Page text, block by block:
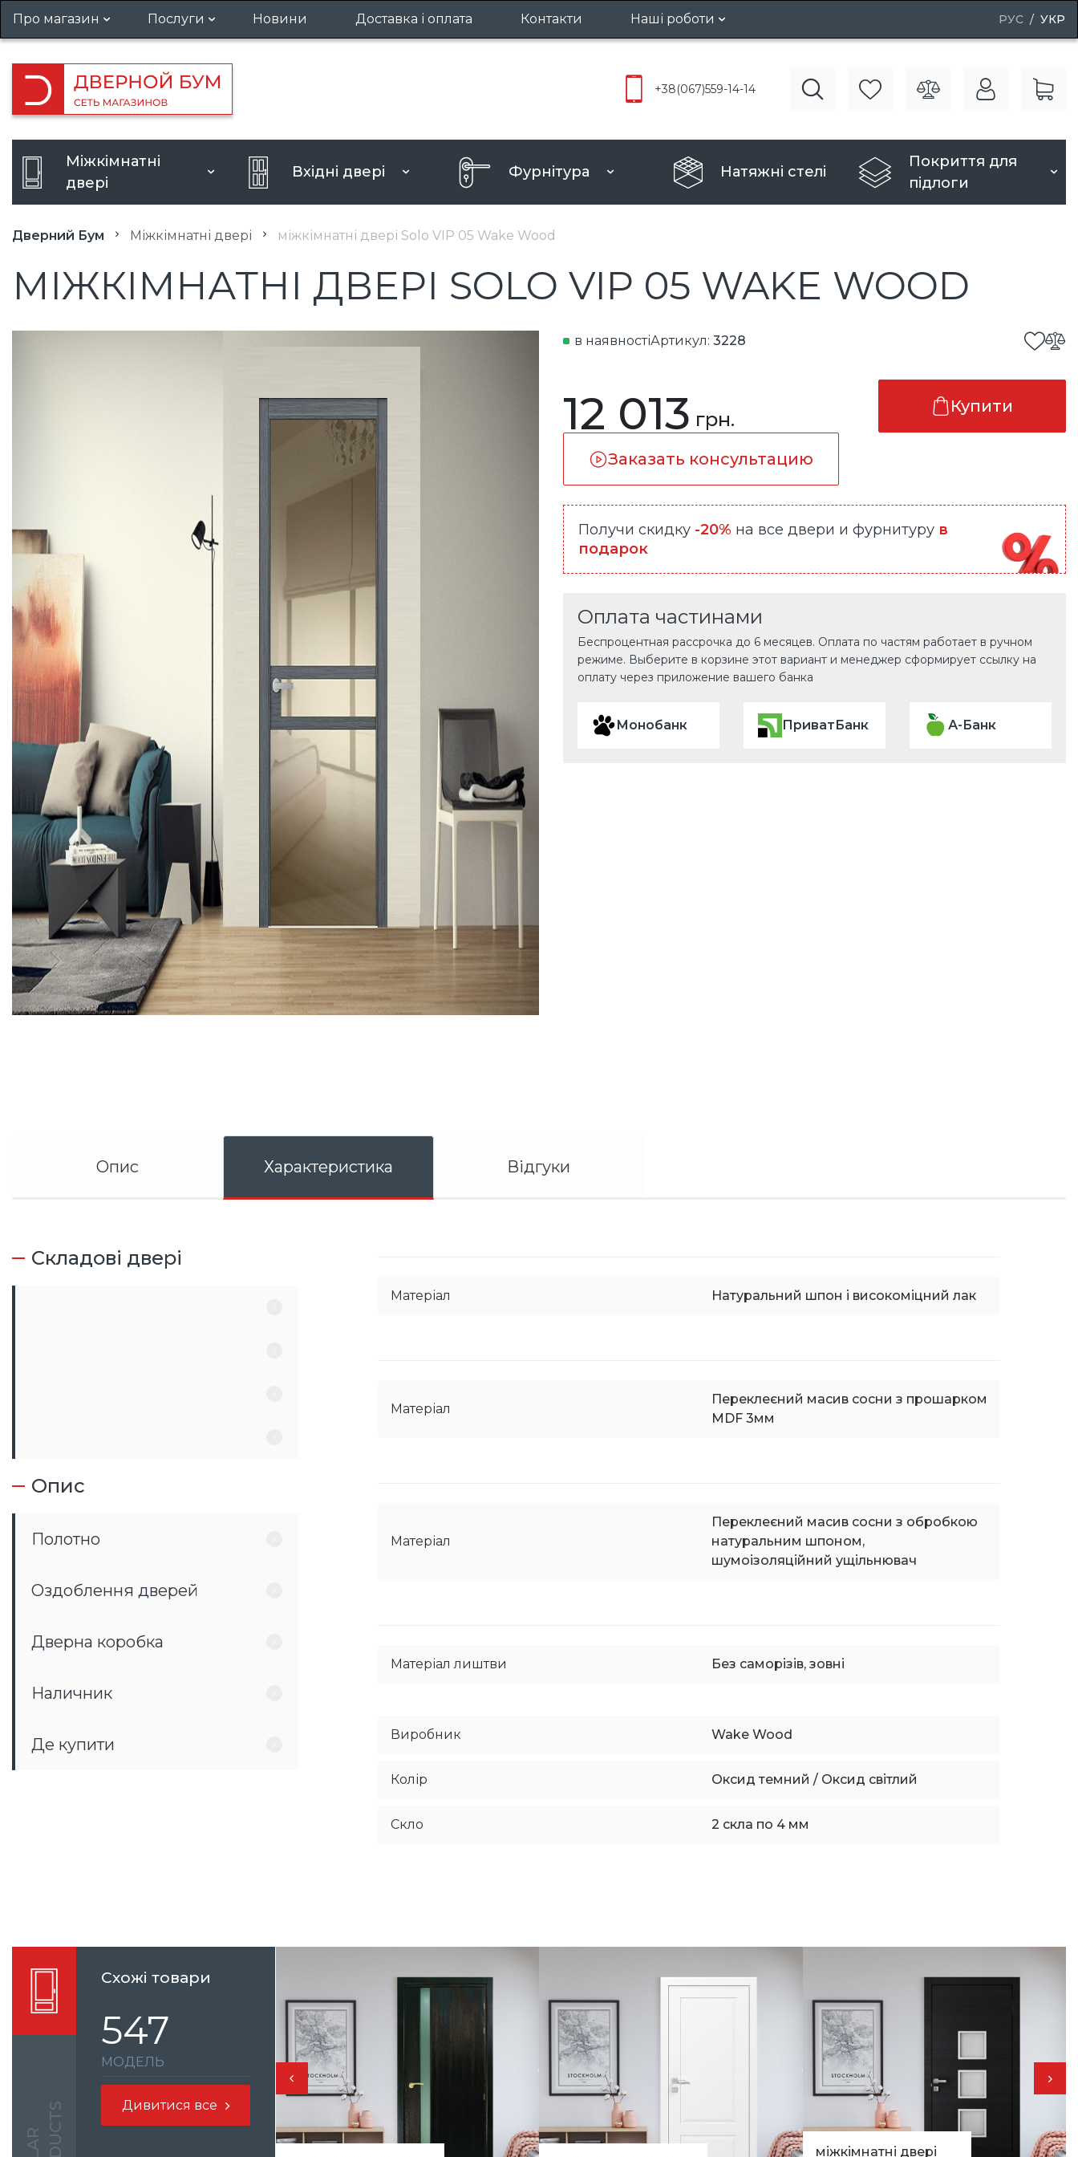
РУС УКР
Про магазин
Гарантія та повернення
Вакансії
Кредит
Послуги
Установка дверей
Виклик замірника
Посилення дверного отвору
Розширення дверного отвору
Новини Доставка і оплата Контакти Наші роботи
+38(067)559-14-14
Міжкімнатні
двері
Вхідні двері Фурнітура Натяжні стелі
Покриття для
підлоги
Дверний Бум Міжкімнатні двері міжкімнатні двері Solo VIP 05 Wake Wood
МІЖКІМНАТНІ ДВЕРІ SOLO VIP 05 WAKE WOOD
в наявностіАртикул: 3228
12 013 грн.
Купити
Заказать консультацию
Получи скидку -20% на все двери и фурнитуру в
подарок
Оплата частинами
Беспроцентная рассрочка до 6 месяцев. Оплата по частям работает в ручном
режиме. Выберите в корзине этот вариант и менеджер сформирует ссылку на
оплату через приложение вашего банка
Монобанк ПриватБанк А-Банк
Опис Характеристика Відгуки
Складові двері
Опис
Полотно
Оздоблення дверей
Дверна коробка
Наличник
Де купити
Матеріал Натуральний шпон і високоміцний лак
Матеріал
Переклеєний масив сосни з прошарком
MDF 3мм
Матеріал
Переклеєний масив сосни з обробкою
натуральним шпоном,
шумоізоляційний ущільнювач
Матеріал лиштви Без саморізів, зовні
Виробник Wake Wood
Колір Оксид темний / Оксид світлий
Скло 2 скла по 4 мм
Схожі товари
547
МОДЕЛЬ
Дивитися все
міжкімнатні двері